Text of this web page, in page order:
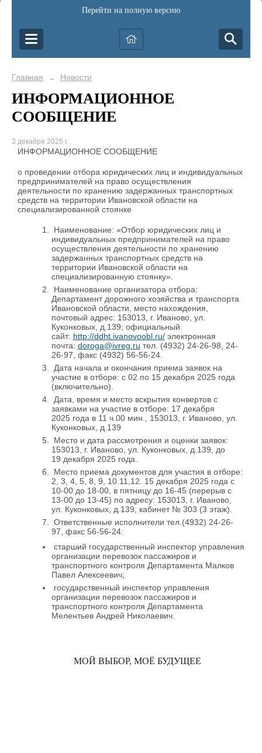
Перейти на полную версию
Главная → Новости
ИНФОРМАЦИОННОЕ
СООБЩЕНИЕ
3 декабря 2025 г.
ИНФОРМАЦИОННОЕ СООБЩЕНИЕ
о проведении отбора юридических лиц и индивидуальных
предпринимателей на право осуществления
деятельности по хранению задержанных транспортных
средств на территории Ивановской области на
специализированной стоянке
Наименование: «Отбор юридических лиц и
индивидуальных предпринимателей на право
осуществления деятельности по хранению
задержанных транспортных средств на
территории Ивановской области на
специализированную стоянку».
Наименование организатора отбора:
Департамент дорожного хозяйства и транспорта
Ивановской области, место нахождения,
почтовый адрес: 153013, г. Иваново, ул.
Куконковых, д.139; официальный
сайт: http://ddht.ivanovoobl.ru/электронная
почта: doroga@ivreg.ru тел. (4932) 24-26-98, 24-
26-97, факс (4932) 56-56-24.
Дата начала и окончания приема заявок на
участие в отборе: с 02 по 15 декабря 2025 года
(включительно).
Дата, время и место вскрытия конвертов с
заявками на участие в отборе: 17 декабря
2025 года в 11 ч.00 мин., 153013, г. Иваново, ул.
Куконковых, д.139
Место и дата рассмотрения и оценки заявок:
153013, г. Иваново, ул. Куконковых, д.139, до
19 декабря 2025 года.
Место приема документов для участия в отборе:
2, 3, 4, 5, 8, 9, 10.11,12. 15 декабря 2025 года с
10-00 до 18-00, в пятницу до 16-45 (перерыв с
13-00 до 13-45) по адресу: 153013, г. Иваново,
ул. Куконковых, д.139, кабинет № 303 (3 этаж).
Ответственные исполнители тел.(4932) 24-26-
97, факс 56-56-24:
старший государственный инспектор управления
организации перевозок пассажиров и
транспортного контроля Департамента Малков
Павел Алексеевич;
государственный инспектор управления
организации перевозок пассажиров и
транспортного контроля Департамента
Мелентьев Андрей Николаевич.
МОЙ ВЫБОР, МОЁ БУДУЩЕЕ